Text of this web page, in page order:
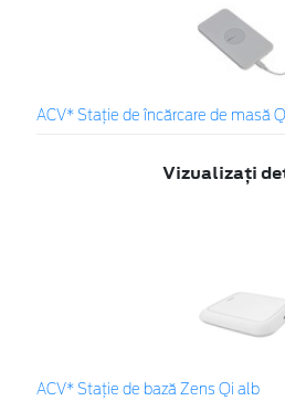
ACV* Stație de încărcare de masă
Vizualizați
ACV* Stație de bază Zens Qi alb